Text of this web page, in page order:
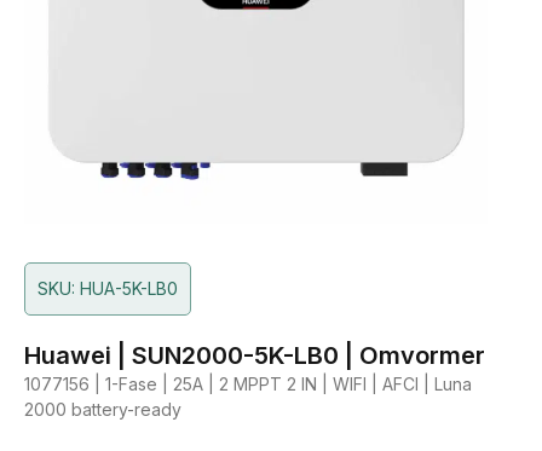
SKU: HUA-5K-LB0
Huawei | SUN2000-5K-LB0 | Omvormer
1077156 | 1-Fase | 25A | 2 MPPT 2 IN | WIFI | AFCI | Luna
2000 battery-ready